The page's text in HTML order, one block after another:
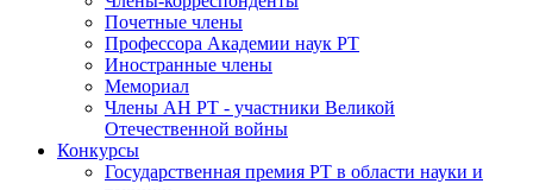
Почетные члены
Профессора Академии наук РТ
Иностранные члены
Мемориал
Члены АН РТ - участники Великой
Отечественной войны
Конкурсы
Государственная премия РТ в области науки и